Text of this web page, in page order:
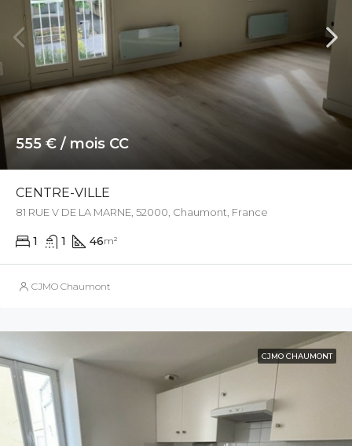
555 € / mois CC
CENTRE-VILLE
81 RUE V DE LA MARNE, 52000, Chaumont, France
1 1 46m²
CJMO Chaumont
CJMO CHAUMONT